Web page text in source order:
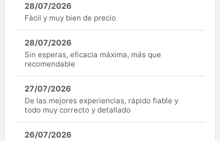
28/07/2026
Fàcil y muy bien de precio
28/07/2026
Sin esperas, eficacia máxima, más que
recomendable
27/07/2026
De las mejores experiencias, rápido fiable y
todo muy correcto y detallado
26/07/2026